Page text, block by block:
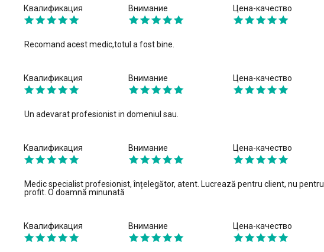
Квалификация Внимание Цена-качество
Recomand acest medic,totul a fost bine.
Квалификация Внимание Цена-качество
Un adevarat profesionist in domeniul sau.
Квалификация Внимание Цена-качество
Medic specialist profesionist, înțelegător, atent. Lucrează pentru client, nu pentru
profit. O doamnă minunată
Квалификация Внимание Цена-качество